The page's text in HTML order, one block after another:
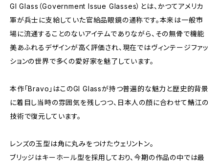
GI Glass（Government Issue Glasses）とは、かつてアメリカ
軍が兵士に支給していた官給品眼鏡の通称です。本来は一般市
場に流通することのないアイテムでありながら、その無骨で機能
美あふれるデザインが高く評価され、現在ではヴィンテージファッ
ションの世界で多くの愛好家を魅了しています。
本作「Bravo」はこのGI Glassが持つ普遍的な魅力と歴史的背景
に着目し当時の雰囲気を残しつつ、日本人の顔に合わせて鯖江の
技術で復元しています。
レンズの玉型は角に丸みをつけたウェリントン。
ブリッジはキーホール型を採用しており、今期の作品の中では最